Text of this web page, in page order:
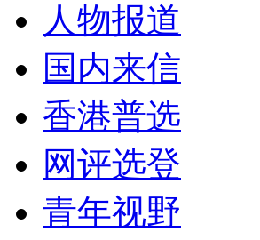
人物报道
国内来信
香港普选
网评选登
青年视野